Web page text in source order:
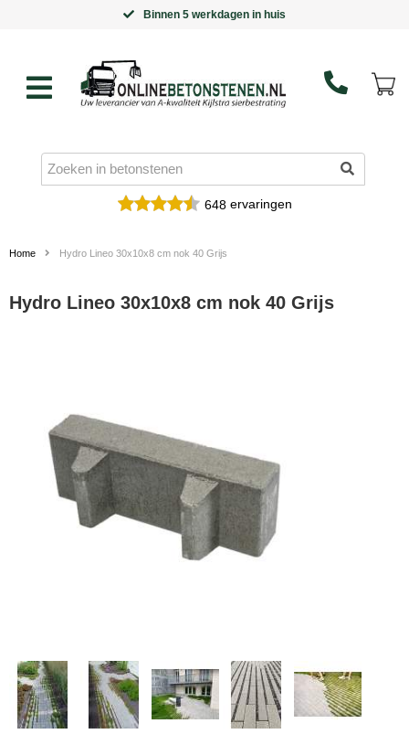
Binnen 5 werkdagen in huis
648ervaringen
Home Hydro Lineo 30x10x8 cm nok 40 Grijs
Hydro Lineo 30x10x8 cm nok 40 Grijs